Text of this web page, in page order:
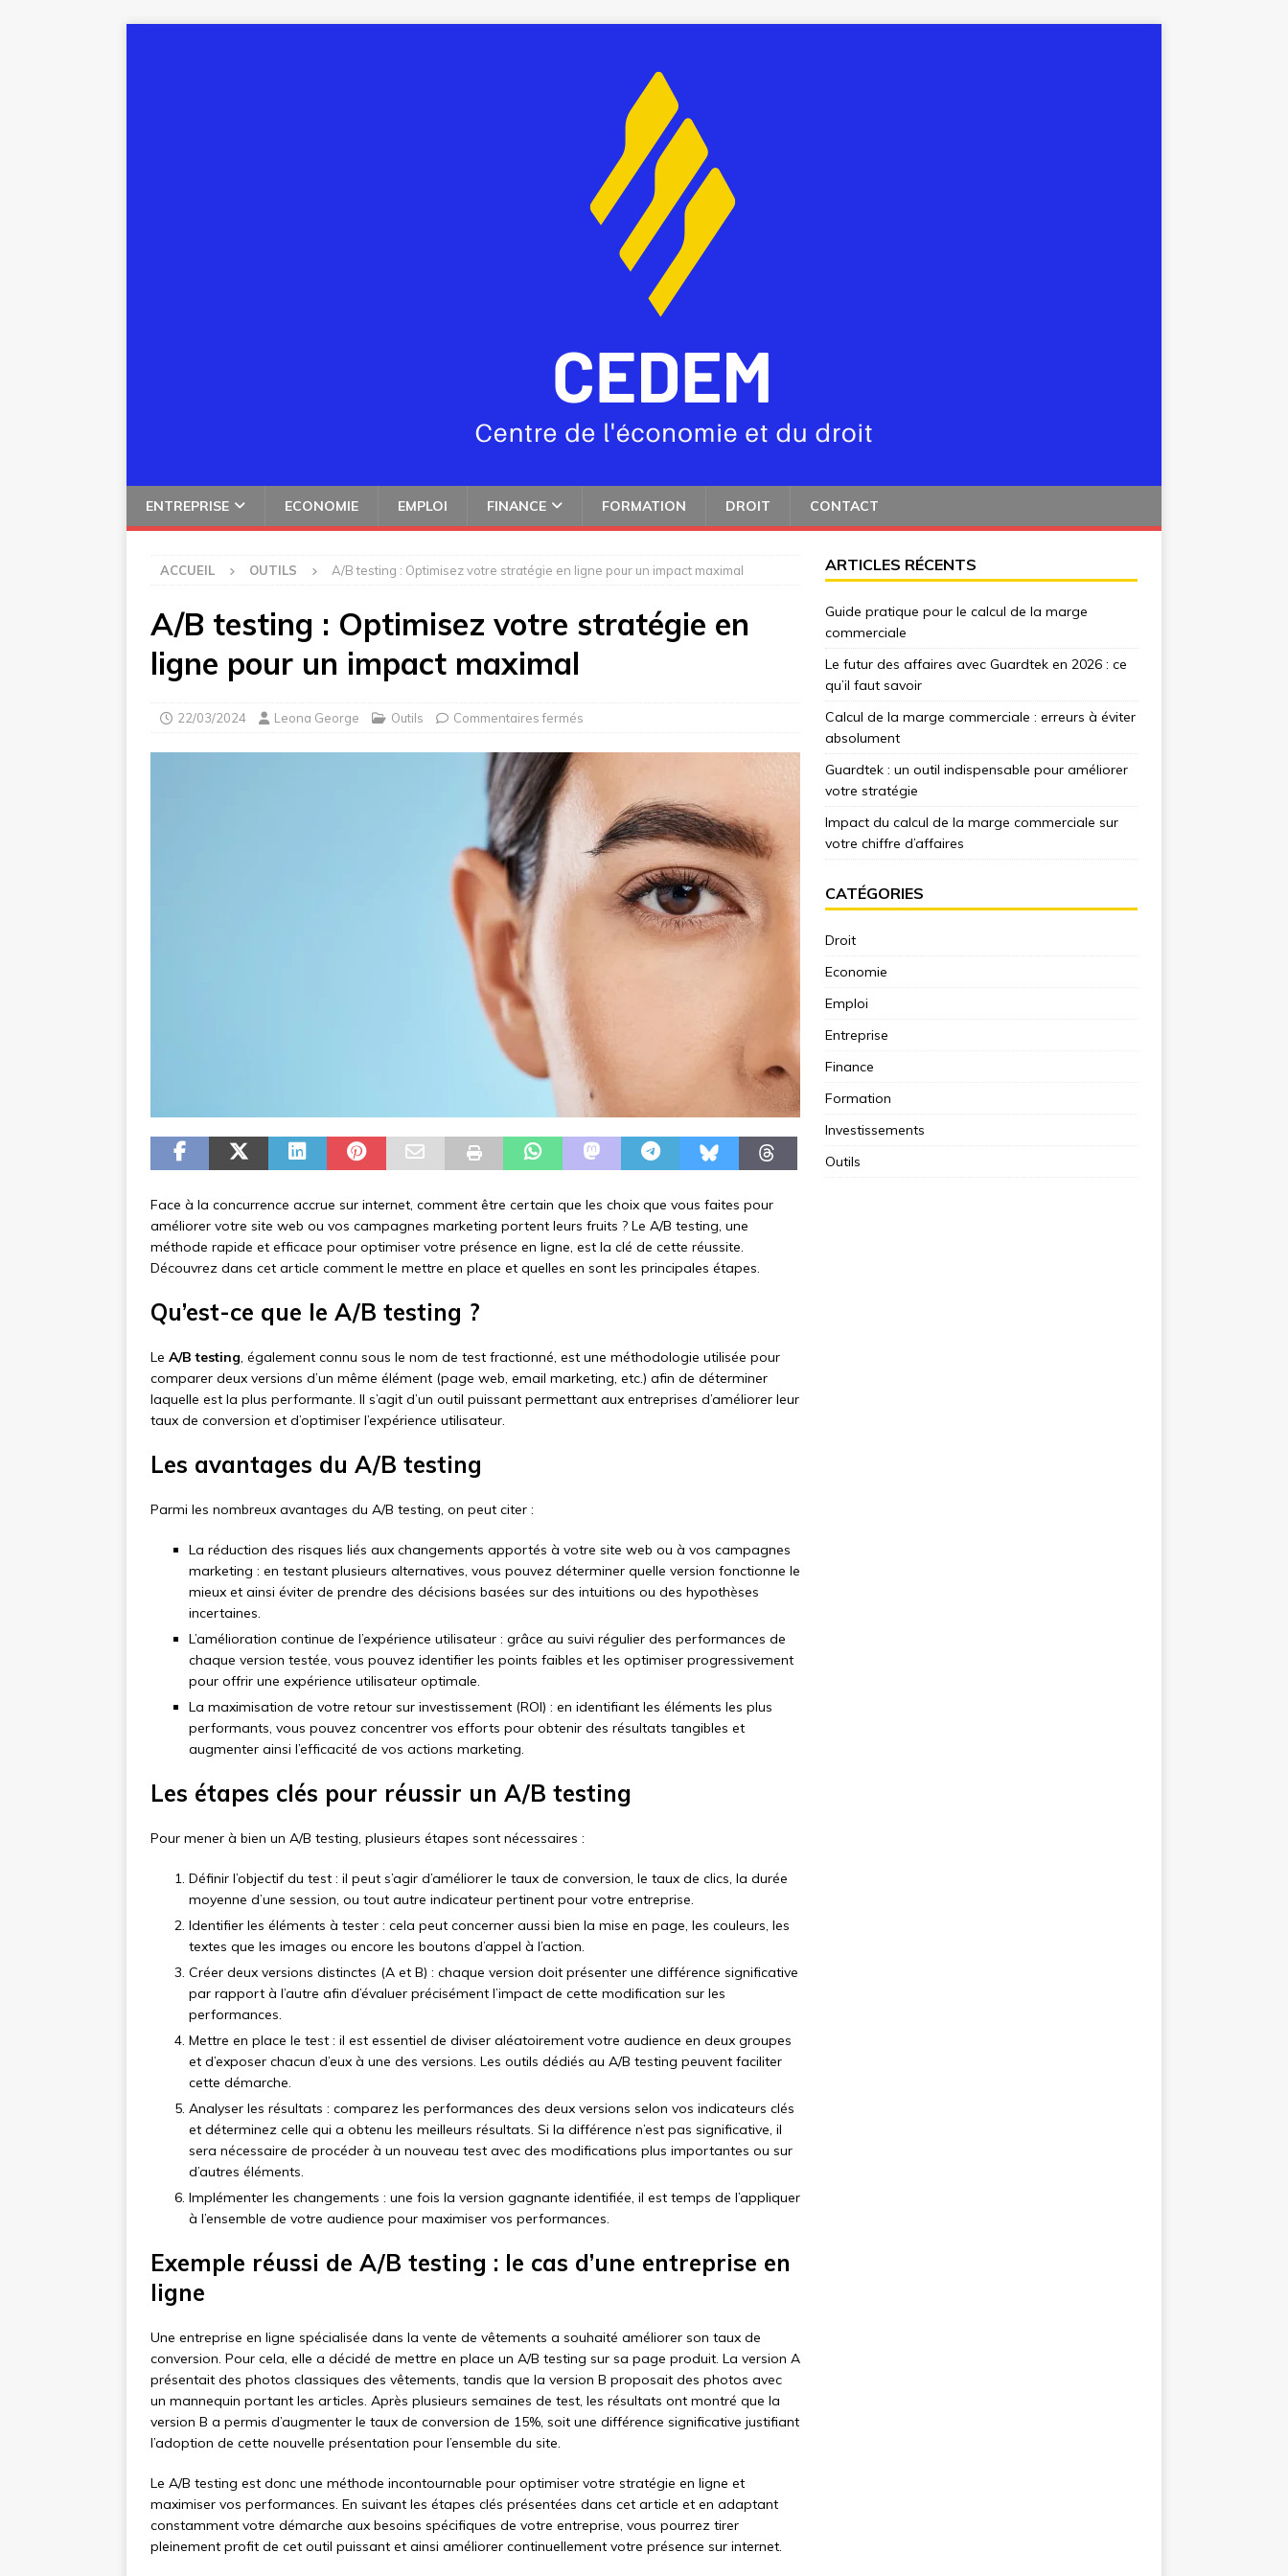
ENTREPRISE ECONOMIE EMPLOI FINANCE FORMATION DROIT CONTACT
ACCUEIL OUTILS A/B testing : Optimisez votre stratégie en ligne pour un impact maximal
A/B testing : Optimisez votre stratégie en
ligne pour un impact maximal
22/03/2024 Leona George Outils Commentaires fermés
Face à la concurrence accrue sur internet, comment être certain que les choix que vous faites pour
améliorer votre site web ou vos campagnes marketing portent leurs fruits ? Le A/B testing, une
méthode rapide et efficace pour optimiser votre présence en ligne, est la clé de cette réussite.
Découvrez dans cet article comment le mettre en place et quelles en sont les principales étapes.
Qu’est-ce que le A/B testing ?
Le A/B testing, également connu sous le nom de test fractionné, est une méthodologie utilisée pour
comparer deux versions d’un même élément (page web, email marketing, etc.) afin de déterminer
laquelle est la plus performante. Il s’agit d’un outil puissant permettant aux entreprises d’améliorer leur
taux de conversion et d’optimiser l’expérience utilisateur.
Les avantages du A/B testing
Parmi les nombreux avantages du A/B testing, on peut citer :
La réduction des risques liés aux changements apportés à votre site web ou à vos campagnes
marketing : en testant plusieurs alternatives, vous pouvez déterminer quelle version fonctionne le
mieux et ainsi éviter de prendre des décisions basées sur des intuitions ou des hypothèses
incertaines.
L’amélioration continue de l’expérience utilisateur : grâce au suivi régulier des performances de
chaque version testée, vous pouvez identifier les points faibles et les optimiser progressivement
pour offrir une expérience utilisateur optimale.
La maximisation de votre retour sur investissement (ROI) : en identifiant les éléments les plus
performants, vous pouvez concentrer vos efforts pour obtenir des résultats tangibles et
augmenter ainsi l’efficacité de vos actions marketing.
Les étapes clés pour réussir un A/B testing
Pour mener à bien un A/B testing, plusieurs étapes sont nécessaires :
Définir l’objectif du test : il peut s’agir d’améliorer le taux de conversion, le taux de clics, la durée
moyenne d’une session, ou tout autre indicateur pertinent pour votre entreprise.
Identifier les éléments à tester : cela peut concerner aussi bien la mise en page, les couleurs, les
textes que les images ou encore les boutons d’appel à l’action.
Créer deux versions distinctes (A et B) : chaque version doit présenter une différence significative
par rapport à l’autre afin d’évaluer précisément l’impact de cette modification sur les
performances.
Mettre en place le test : il est essentiel de diviser aléatoirement votre audience en deux groupes
et d’exposer chacun d’eux à une des versions. Les outils dédiés au A/B testing peuvent faciliter
cette démarche.
Analyser les résultats : comparez les performances des deux versions selon vos indicateurs clés
et déterminez celle qui a obtenu les meilleurs résultats. Si la différence n’est pas significative, il
sera nécessaire de procéder à un nouveau test avec des modifications plus importantes ou sur
d’autres éléments.
Implémenter les changements : une fois la version gagnante identifiée, il est temps de l’appliquer
à l’ensemble de votre audience pour maximiser vos performances.
Exemple réussi de A/B testing : le cas d’une entreprise en
ligne
Une entreprise en ligne spécialisée dans la vente de vêtements a souhaité améliorer son taux de
conversion. Pour cela, elle a décidé de mettre en place un A/B testing sur sa page produit. La version A
présentait des photos classiques des vêtements, tandis que la version B proposait des photos avec
un mannequin portant les articles. Après plusieurs semaines de test, les résultats ont montré que la
version B a permis d’augmenter le taux de conversion de 15%, soit une différence significative justifiant
l’adoption de cette nouvelle présentation pour l’ensemble du site.
Le A/B testing est donc une méthode incontournable pour optimiser votre stratégie en ligne et
maximiser vos performances. En suivant les étapes clés présentées dans cet article et en adaptant
constamment votre démarche aux besoins spécifiques de votre entreprise, vous pourrez tirer
pleinement profit de cet outil puissant et ainsi améliorer continuellement votre présence sur internet.
ARTICLES RÉCENTS
Guide pratique pour le calcul de la marge
commerciale
Le futur des affaires avec Guardtek en 2026 : ce
qu’il faut savoir
Calcul de la marge commerciale : erreurs à éviter
absolument
Guardtek : un outil indispensable pour améliorer
votre stratégie
Impact du calcul de la marge commerciale sur
votre chiffre d’affaires
CATÉGORIES
Droit
Economie
Emploi
Entreprise
Finance
Formation
Investissements
Outils